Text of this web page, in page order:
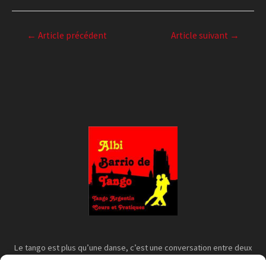
← Article précédent Article suivant →
Le tango est plus qu’une danse, c’est une conversation entre deux